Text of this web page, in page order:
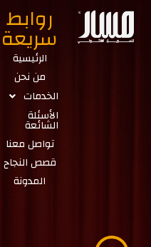
روابط
سريعة
الرئيسية
من نحن
الخدمات
الأسئلة
الشائعة
تواصل معنا
قصص النجاح
المدونة